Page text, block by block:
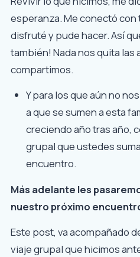
esperanza. Me conectó con
disfruté y pude hacer. Así
también! Nada nos quita las
compartimos.
Y para los que aún no
a que se sumen a esta
creciendo año tras año,
grupal que ustedes
encuentro.
Más adelante les
nuestro próximo
Este post, va acompañado
viaje grupal que hicimos